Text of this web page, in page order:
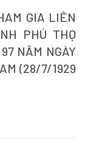
GIA LIÊN
PHÚ THỌ
NĂM NGÀY
(28/7/1929